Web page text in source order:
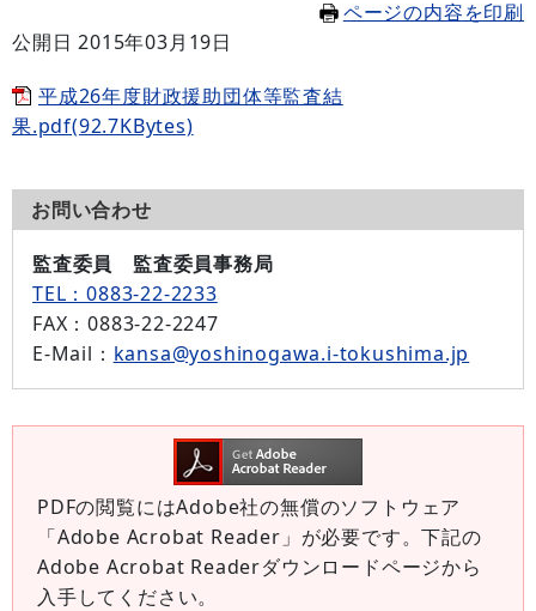
ページの内容を印刷
公開日 2015年03月19日
平成26年度財政援助団体等監査結
果.pdf(92.7KBytes)
お問い合わせ
監査委員 監査委員事務局
TEL：0883-22-2233
FAX ：0883-22-2247
E-Mail ： kansa@yoshinogawa.i-tokushima.jp
PDFの閲覧にはAdobe社の無償のソフトウェア
「Adobe Acrobat Reader」が必要です。下記の
Adobe Acrobat Readerダウンロードページから
入手してください。